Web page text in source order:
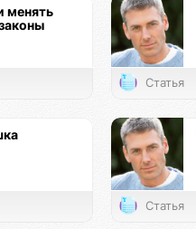
менять
Статья
Статья